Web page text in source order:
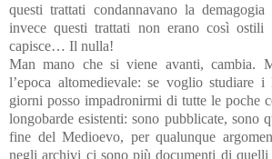
questi trattati condannavano la
invece questi trattati non erano così ostili
capisce… Il nulla!
Man mano che si viene avanti, cambia.
l’epoca altomedievale: se voglio studiare
giorni posso impadronirmi di tutte le poche
longobarde esistenti: sono pubblicate, sono
fine del Medioevo, per qualunque
negli archivi ci sono più documenti di quelli